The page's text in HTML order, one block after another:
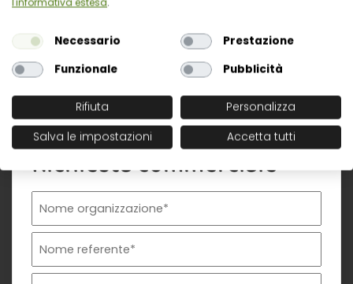
Richiesta commerciale
Necessario
Prestazione
Funzionale
Pubblicità
Rifiuta
Personalizza
Salva le impostazioni
Accetta tutti